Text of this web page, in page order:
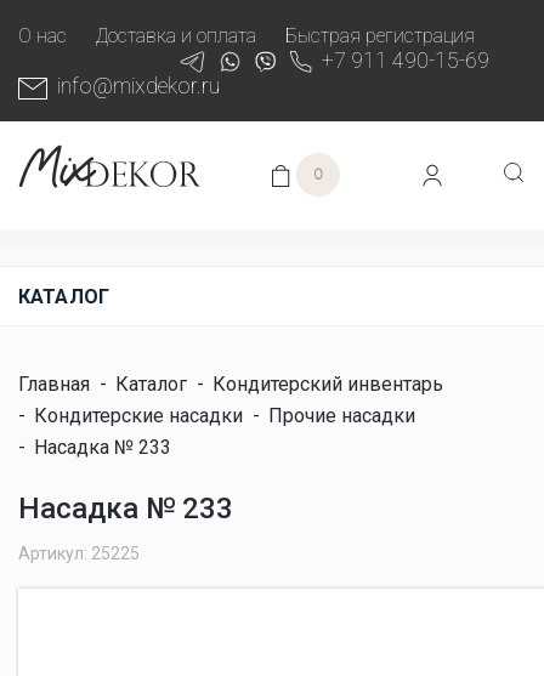
О нас Доставка и оплата Быстрая регистрация
+7 911 490-15-69
info@mixdekor.ru
0
КАТАЛОГ
Главная - Каталог - Кондитерский инвентарь
- Кондитерские насадки - Прочие насадки
- Насадка № 233
Насадка № 233
Артикул: 25225